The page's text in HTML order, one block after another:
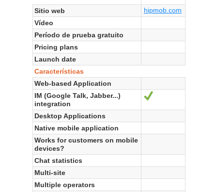
Sitio web
hipmob.com
Vídeo
Período de prueba gratuito
Pricing plans
Launch date
Características
Web-based Application
IM (Google Talk, Jabber...)
integration
Desktop Applications
Native mobile application
Works for customers on mobile
devices?
Chat statistics
Multi-site
Multiple operators